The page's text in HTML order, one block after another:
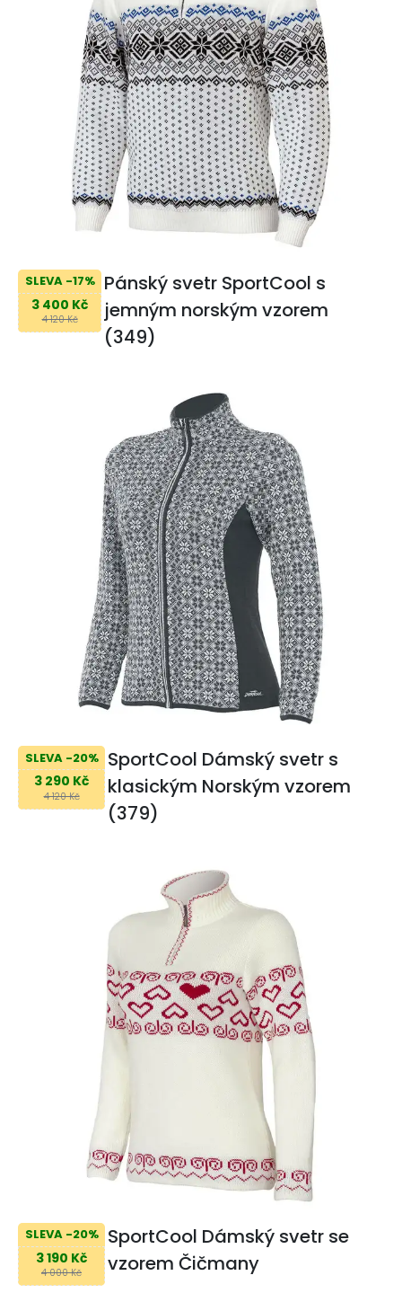
SLEVA -17%
3 400 Kč
4 120 Kč
Pánský svetr SportCool s
jemným norským vzorem
(349)
SLEVA -20%
3 290 Kč
4 120 Kč
SportCool Dámský svetr s
klasickým Norským vzorem
(379)
SLEVA -20%
3 190 Kč
4 000 Kč
SportCool Dámský svetr se
vzorem Čičmany